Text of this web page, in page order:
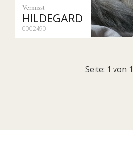
Vermisst
HILDEGARD
0002490
Seite: 1 von 1